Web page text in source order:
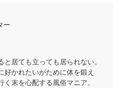
ー
居ても立っても居られない。
かれたいがために体を鍛え
末を心配する風俗マニア。